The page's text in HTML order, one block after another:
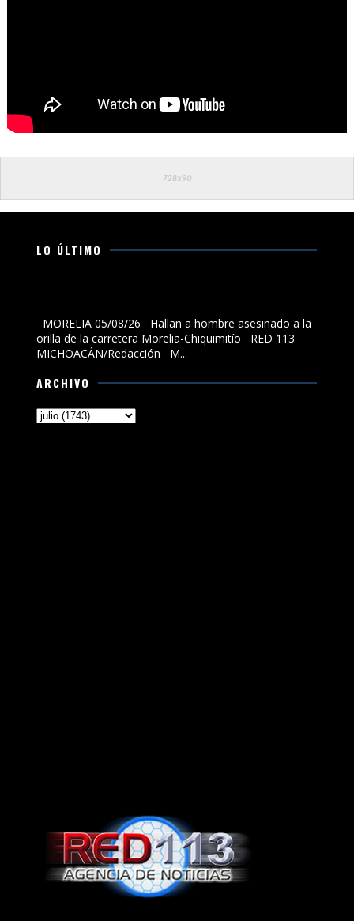
LO ÚLTIMO
MORELIA 05/08/26 Hallan a hombre asesinado a la
orilla de la carretera Morelia-Chiquimitío RED 113
MICHOACÁN/Redacción M...
ARCHIVO